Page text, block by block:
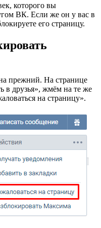
которого вы
ВК. Если же он у вас в
его страницу.
прежний. На странице
в друзья», жмём на те же
на страницу».